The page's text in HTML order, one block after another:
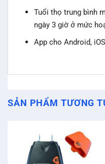
Tuổi thọ trung bình
ngày 3 giờ ở mức
App cho Android, iOS
SẢN PHẨM TƯƠNG